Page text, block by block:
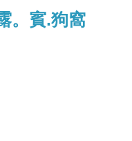
。賓.狗窩